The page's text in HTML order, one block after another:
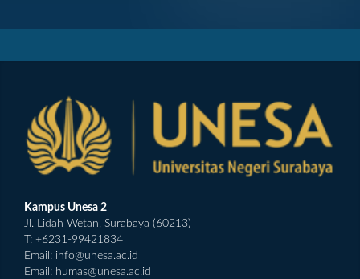
Kampus Unesa 2
Jl. Lidah Wetan, Surabaya (60213)
T: +6231-99421834
Email: info@unesa.ac.id
Email: humas@unesa.ac.id